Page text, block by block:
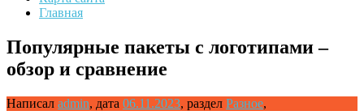
Главная
Популярные пакеты с логотипами –
обзор и сравнение
Написал admin, дата 06.11.2023, раздел Разное,